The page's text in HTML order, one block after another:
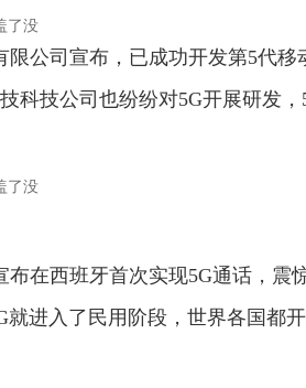
公司宣布，已成功开发第5代移
科技公司也纷纷对5G开展研发
布在西班牙首次实现5G通话，震
进入了民用阶段，世界各国都